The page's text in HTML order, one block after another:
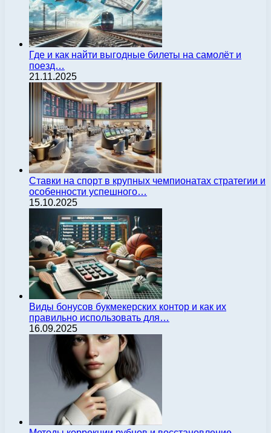
Где и как найти выгодные билеты на самолёт и
поезд…
21.11.2025
Ставки на спорт в крупных чемпионатах стратегии и
особенности успешного…
15.10.2025
Виды бонусов букмекерских контор и как их
правильно использовать для…
16.09.2025